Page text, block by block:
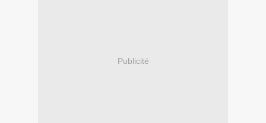
Publicité